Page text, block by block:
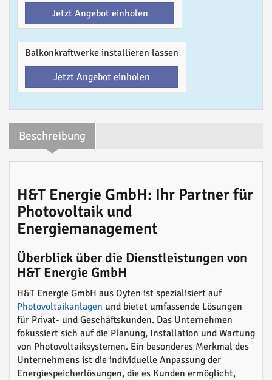
Jetzt Angebot einholen
Balkonkraftwerke installieren lassen
Jetzt Angebot einholen
Beschreibung
H&T Energie GmbH: Ihr Partner für
Photovoltaik und
Energiemanagement
Überblick über die Dienstleistungen von
H&T Energie GmbH
H&T Energie GmbH aus Oyten ist spezialisiert auf
Photovoltaikanlagen und bietet umfassende Lösungen
für Privat- und Geschäftskunden. Das Unternehmen
fokussiert sich auf die Planung, Installation und Wartung
von Photovoltaiksystemen. Ein besonderes Merkmal des
Unternehmens ist die individuelle Anpassung der
Energiespeicherlösungen, die es Kunden ermöglicht,